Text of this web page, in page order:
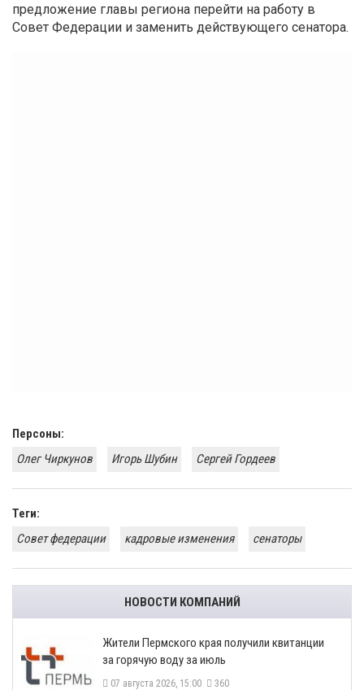
предложение главы региона перейти на работу в
Совет Федерации и заменить действующего сенатора.
Персоны:
Олег Чиркунов
Игорь Шубин Сергей Гордеев
Теги:
Совет федерации
кадровые изменения сенаторы
НОВОСТИ КОМПАНИЙ
​Жители Пермского края получили квитанции
за горячую воду за июль
07 августа 2026, 15:00 360